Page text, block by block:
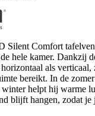
Silent Comfort
hele kamer. Dankzij
als verticaal,
bereikt. In de
helpt hij warme
blijft hangen, zodat je